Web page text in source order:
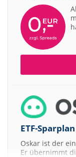
ETF-Sparplan
Oskar ist der
Er übernimmt